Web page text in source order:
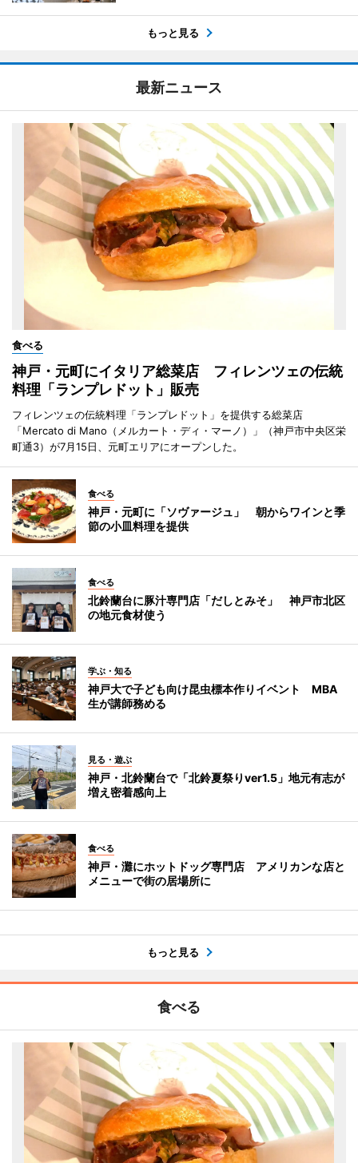
もっと見る
最新ニュース
食べる
神戸・元町にイタリア総菜店 フィレンツェの伝統
料理「ランプレドット」販売
フィレンツェの伝統料理「ランプレドット」を提供する総菜店
「Mercato di Mano（メルカート・ディ・マーノ）」（神戸市中央区栄
町通3）が7月15日、元町エリアにオープンした。
食べる
神戸・元町に「ソヴァージュ」 朝からワインと季
節の小皿料理を提供
食べる
北鈴蘭台に豚汁専門店「だしとみそ」 神戸市北区
の地元食材使う
学ぶ・知る
神戸大で子ども向け昆虫標本作りイベント MBA
生が講師務める
見る・遊ぶ
神戸・北鈴蘭台で「北鈴夏祭りver1.5」地元有志が
増え密着感向上
食べる
神戸・灘にホットドッグ専門店 アメリカンな店と
メニューで街の居場所に
もっと見る
食べる